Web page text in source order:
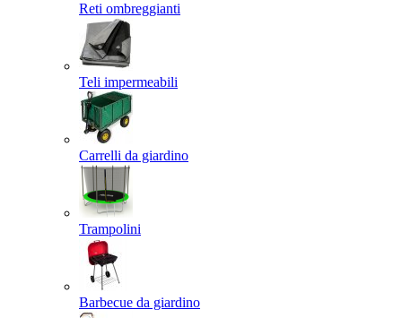
Reti ombreggianti
Teli impermeabili
Carrelli da giardino
Trampolini
Barbecue da giardino